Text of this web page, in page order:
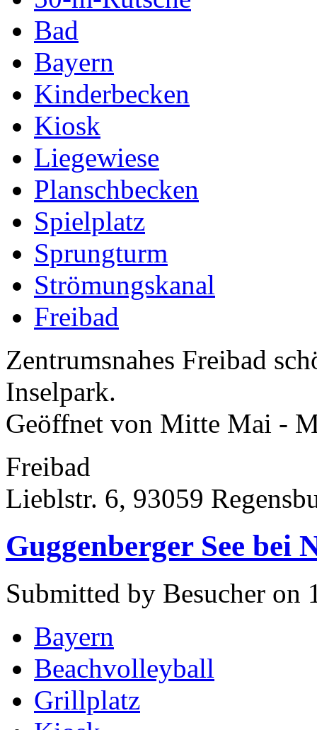
Bad
Bayern
Kinderbecken
Kiosk
Liegewiese
Planschbecken
Spielplatz
Sprungturm
Strömungskanal
Freibad
Zentrumsnahes Freibad
Inselpark.
Geöffnet von Mitte Mai -
Freibad
Lieblstr. 6, 93059
Guggenberger See bei
Submitted by Besucher on
Bayern
Beachvolleyball
Grillplatz